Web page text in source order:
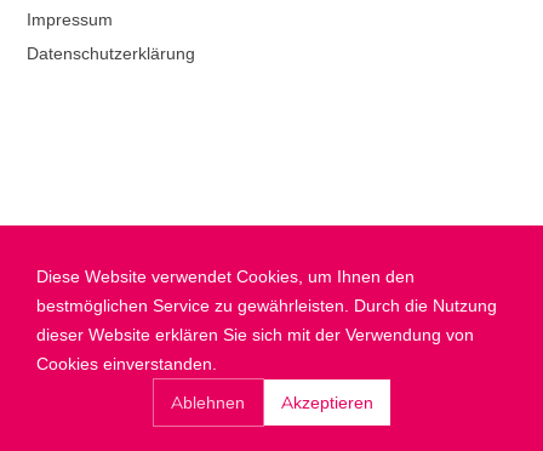
Impressum
Datenschutzerklärung
Diese Website verwendet Cookies, um Ihnen den
bestmöglichen Service zu gewährleisten. Durch die Nutzung
dieser Website erklären Sie sich mit der Verwendung von
Cookies einverstanden.
Ablehnen
Akzeptieren